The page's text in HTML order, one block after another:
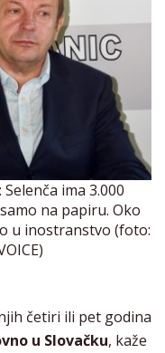
ima 3.000
na papiru. Oko
u inostranstvo (foto:
četiri ili pet godina
u Slovačku, kaže